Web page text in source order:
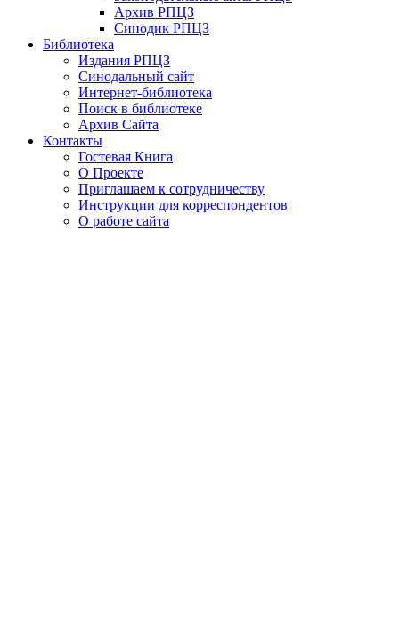
Архив РПЦЗ
Синодик РПЦЗ
Библиотека
Издания РПЦЗ
Синодальный сайт
Интернет-библиотека
Поиск в библиотеке
Архив Сайта
Контакты
Гостевая Книга
О Проекте
Приглашаем к сотрудничеству
Инструкции для корреспондентов
О работе сайта